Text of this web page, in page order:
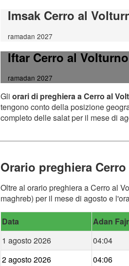
Imsak Cerro al
ramadan 2027
Iftar Cerro al
ramadan 2027
Gli orari di preghiera a Cerro al
tengono conto della posizione
completo delle salat per il mese di
Orario preghiera
Oltre al orario preghiera a Cerro al
maghreb) per il mese di agosto e
Data Adan Fajr
1 agosto 2026
04:04
2 agosto 2026
04:06